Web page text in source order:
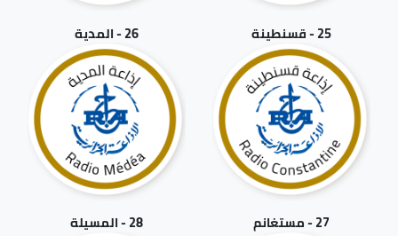
25 - قسنطينة 26 - المدية
27 - مستغانم 28 - المسيلة